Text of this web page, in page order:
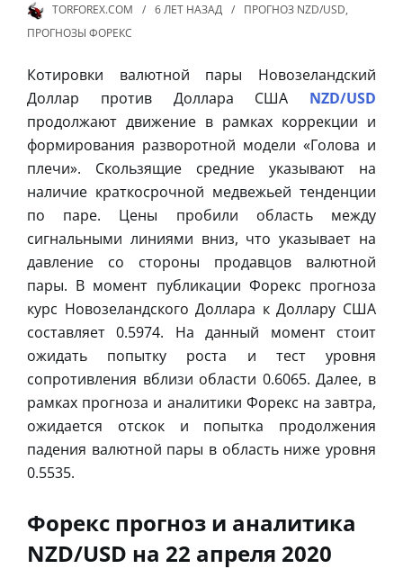
TORFOREX.COM 6 ЛЕТ НАЗАД ПРОГНОЗ NZD/USD,
ПРОГНОЗЫ ФОРЕКС
Котировки валютной пары Новозеландский
Доллар против Доллара США NZD/USD
продолжают движение в рамках коррекции и
формирования разворотной модели «Голова и
плечи». Скользящие средние указывают на
наличие краткосрочной медвежьей тенденции
по паре. Цены пробили область между
сигнальными линиями вниз, что указывает на
давление со стороны продавцов валютной
пары. В момент публикации Форекс прогноза
курс Новозеландского Доллара к Доллару США
составляет 0.5974. На данный момент стоит
ожидать попытку роста и тест уровня
сопротивления вблизи области 0.6065. Далее, в
рамках прогноза и аналитики Форекс на завтра,
ожидается отскок и попытка продолжения
падения валютной пары в область ниже уровня
0.5535.
Форекс прогноз и аналитика
NZD/USD на 22 апреля 2020